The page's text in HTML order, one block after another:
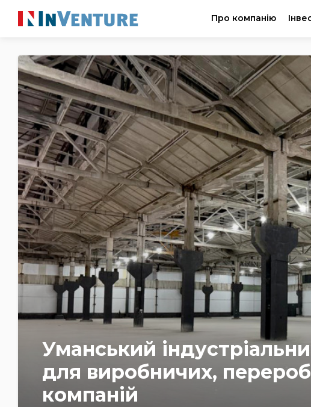
Про компанію
Уманський
для виробничих,
компаній